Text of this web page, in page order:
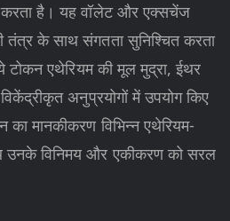
करता है। यह वॉलेट और एक्सचेंज
तंत्र के साथ संगतता सुनिश्चित करता
एथेरियम की मूल मुद्रा, ईथर
अनुप्रयोगों में उपयोग किए
मानकीकरण विभिन्न एथेरियम-
उनके विनिमय और एकीकरण को सरल